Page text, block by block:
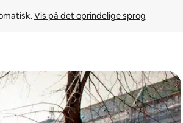
Vis på det oprindelige sprog